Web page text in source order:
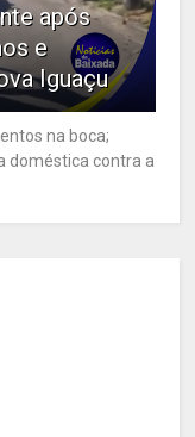
após
e
Iguaçu
na boca;
doméstica contra a